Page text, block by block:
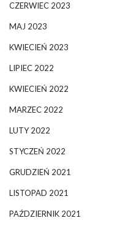
CZERWIEC 2023
MAJ 2023
KWIECIEŃ 2023
LIPIEC 2022
KWIECIEŃ 2022
MARZEC 2022
LUTY 2022
STYCZEŃ 2022
GRUDZIEŃ 2021
LISTOPAD 2021
PAŹDZIERNIK 2021